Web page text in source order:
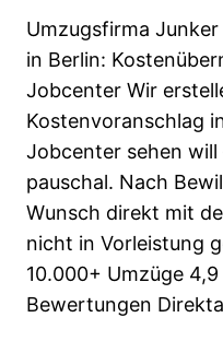
Umzugsfirma
in Berlin:
Jobcenter Wir
Kostenvoranschlag
Jobcenter sehen
pauschal. Nach
Wunsch direkt mit
nicht in Vorleistung
10.000+ Umzüge
Bewertungen